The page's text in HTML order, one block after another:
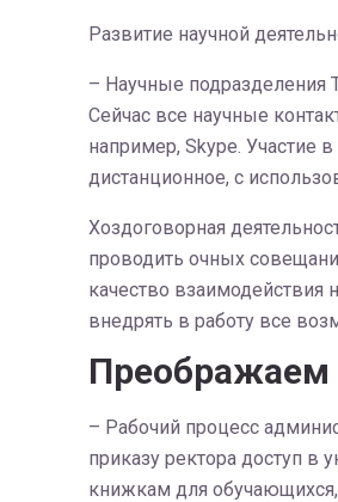
Развитие научной
– Научные подразделения
Сейчас все научные
например, Skype. Участие
дистанционное, с
Хоздоговорная
проводить очных
качество
внедрять в работу все
Преображаем
– Рабочий процесс
приказу ректора доступ в
книжкам для обучающихся,